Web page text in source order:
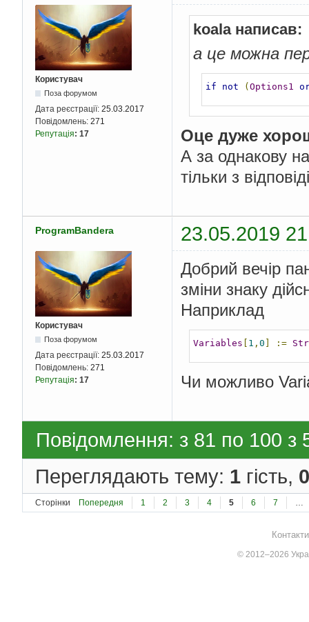
Користувач
Поза форумом
Дата реєстрації: 25.03.2017
Повідомлень: 271
Репутація: 17
koala написав:
а це можна
if not ( Options1
Оце дуже
А за однакову
тільки з
ProgramBandera 23.05.2019
Користувач
Поза форумом
Дата реєстрації: 25.03.2017
Повідомлень: 271
Репутація: 17
Добрий вечір
зміни знаку
Наприклад
Variables 1 , 0 :=
Чи можливо
Повідомлення: з 81 по 100 з
Переглядають тему: 1 гість, 0
Сторінки Попередня 1 2 3 4 5 6 7 …
© 2012–2026